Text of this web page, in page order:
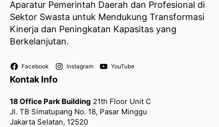
Aparatur Pemerintah Daerah dan Profesional di
Sektor Swasta untuk Mendukung Transformasi
Kinerja dan Peningkatan Kapasitas yang
Berkelanjutan.
Facebook Instagram YouTube
Kontak Info
18 Office Park Building 21th Floor Unit C
Jl. TB Simatupang No. 18, Pasar Minggu
Jakarta Selatan, 12520